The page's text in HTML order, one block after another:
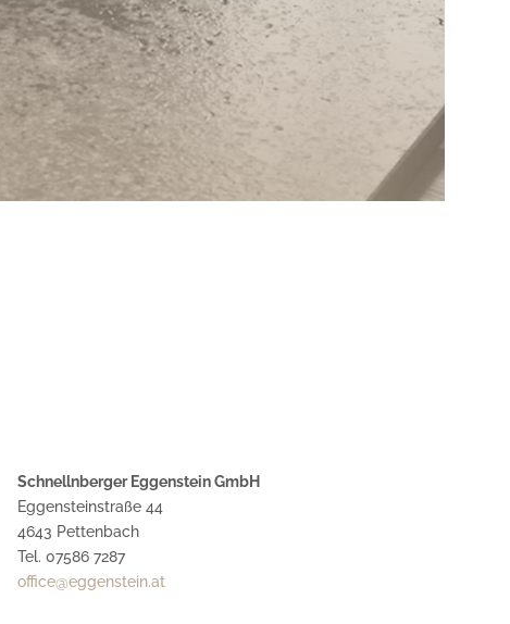
Schnellnberger Eggenstein GmbH
Eggensteinstraße 44
4643 Pettenbach
Tel. 07586 7287
office@eggenstein.at